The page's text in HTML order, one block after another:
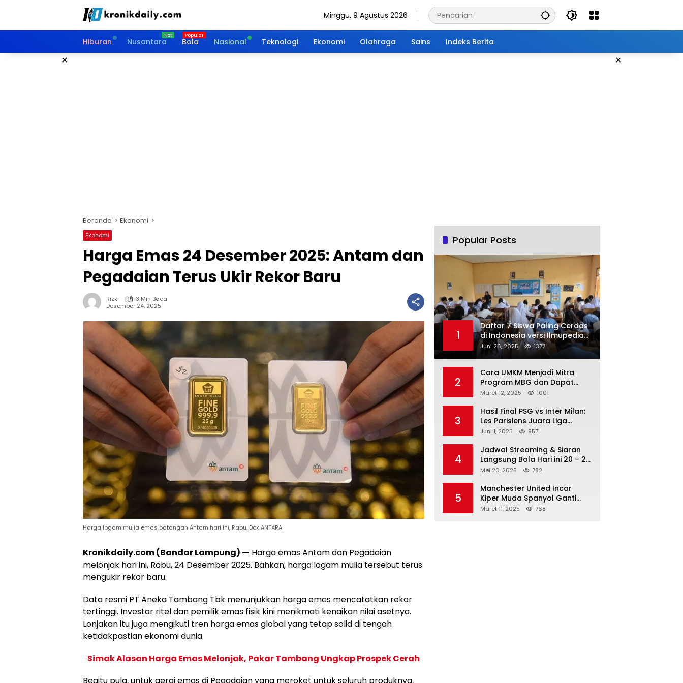
Minggu, 9 Agustus 2026
Hiburan Nusantara Bola Nasional Teknologi Ekonomi Olahraga Sains Indeks Berita
× ×
Beranda Ekonomi
Ekonomi
Harga Emas 24 Desember 2025: Antam dan
Pegadaian Terus Ukir Rekor Baru
Rizki
3 Min Baca
Desember 24, 2025
Harga logam mulia emas batangan Antam hari ini, Rabu. Dok ANTARA
Kronikdaily.com (Bandar Lampung) — Harga emas Antam dan Pegadaian
melonjak hari ini, Rabu, 24 Desember 2025. Bahkan, harga logam mulia tersebut terus
mengukir rekor baru.
Data resmi PT Aneka Tambang Tbk menunjukkan harga emas mencatatkan rekor
tertinggi. Investor ritel dan pemilik emas fisik kini menikmati kenaikan nilai asetnya.
Lonjakan itu juga mengikuti tren harga emas global yang tetap solid di tengah
ketidakpastian ekonomi dunia.
Simak Alasan Harga Emas Melonjak, Pakar Tambang Ungkap Prospek Cerah
Begitu pula, untuk gerai emas di Pegadaian yang meroket untuk seluruh produknya,
Popular Posts
1
Daftar 7 Siswa Paling Cerdas
di Indonesia versi Ilmupedia
Tryout UTBK 2025
Juni 26, 2025 1377
2
Cara UMKM Menjadi Mitra
Program MBG dan Dapat
Modal Hingga Rp500 Juta
Maret 12, 2025 1001
3
Hasil Final PSG vs Inter Milan:
Les Parisiens Juara Liga
Champions 2025 usai Bantai il
Juni 1, 2025 957
4
Jadwal Streaming & Siaran
Langsung Bola Hari ini 20 – 21
Mei 2025: Manchester City vs
Mei 20, 2025 782
5
Manchester United Incar
Kiper Muda Spanyol Ganti
Andre Onana
Maret 11, 2025 768